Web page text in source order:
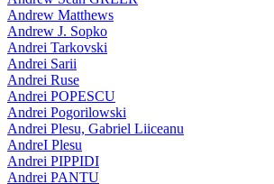
Andrew Matthews
Andrew J. Sopko
Andrei Tarkovski
Andrei Sarii
Andrei Ruse
Andrei POPESCU
Andrei Pogorilowski
Andrei Plesu, Gabriel Liiceanu
AndreI Plesu
Andrei PIPPIDI
Andrei PANTU